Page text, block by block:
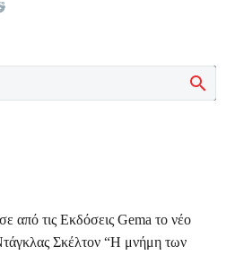
από τις Εκδόσεις Gema το νέο
Σκέλτον “Η μνήμη των